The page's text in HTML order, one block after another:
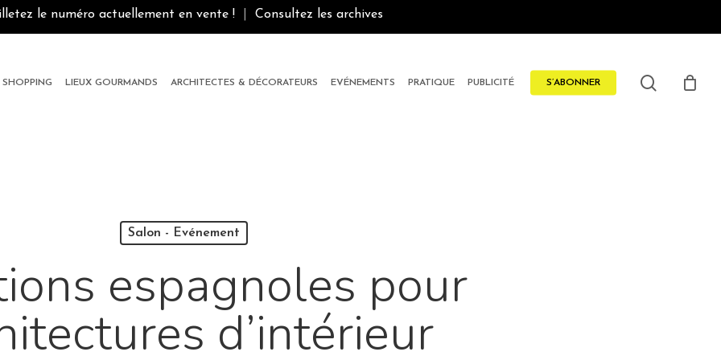
le numéro actuellement en vente ! Consultez les archives
SHOPPING LIEUX GOURMANDS ARCHITECTES & DÉCORATEURS EVÉNEMENTS PRATIQUE PUBLICITÉ S’ABONNER search
Salon - Evénement
espagnoles pour
d’intérieur